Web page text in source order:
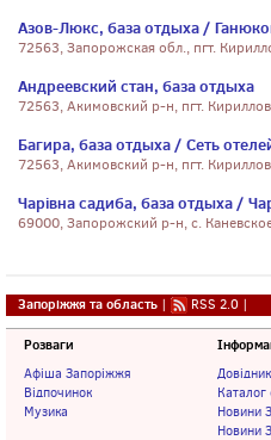
Азов-Люкс, база отдыха /
72563, Запорожская обл., пгт.
Андреевский стан, база отдыха
72563, Акимовский р-н, пгт.
Багира, база отдыха / Сеть
72563, Акимовский р-н, пгт.
Чарівна садиба, база отдыха /
69000, Запорожский р-н, с.
Запоріжжя та область | RSS 2.0 |
Розваги
Афіша Запоріжжя
Відпочинок
Музика
Каталог
Новини
Новини